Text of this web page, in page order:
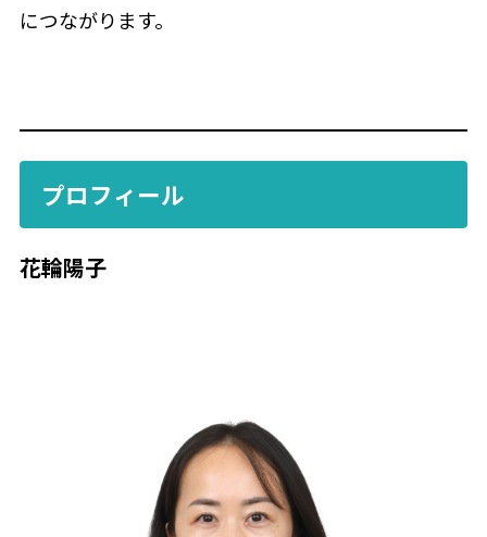
につながります。
プロフィール
花輪陽子